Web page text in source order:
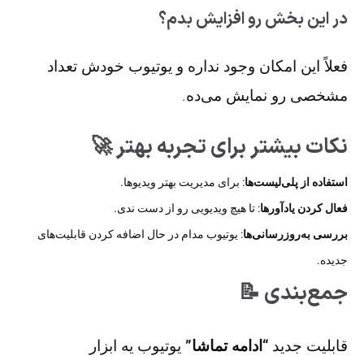
در این بخش رو افزایش بدم؟
فعلاً این امکان وجود نداره و یوتیوب خودش تعداد
مشخصی رو نمایش می‌ده.
نکات بیشتر برای تجربه بهتر 🚀
استفاده از پلی‌لیست‌ها: برای مدیریت بهتر ویدیوها.
فعال کردن یادآورها: تا هیچ ویدیویی رو از دست ندی.
بررسی به‌روزرسانی‌ها: یوتیوب مدام در حال اضافه کردن قابلیت‌های
جدیده.
جمع‌بندی 📝
قابلیت جدید “ادامه تماشا” یوتیوب یه ابزار